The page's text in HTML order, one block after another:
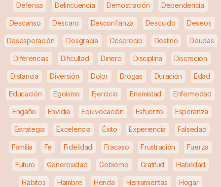
Defensa Delincuencia Demostración Dependencia
Descanso Descaro Desconfianza Descuido Deseos
Desesperación Desgracia Desprecio Destino Deudas
Diferencias Dificultad Dinero Disciplina Discreción
Distancia Diversión Dolor Drogas Duración Edad
Educación Egoísmo Ejercicio Enemistad Enfermedad
Engaño Envidia Equivocación Esfuerzo Esperanza
Estrategia Excelencia Éxito Experiencia Falsedad
Familia Fe Fidelidad Fracaso Frustración Fuerza
Futuro Generosidad Gobierno Gratitud Habilidad
Hábitos Hambre Herida Herramientas Hogar